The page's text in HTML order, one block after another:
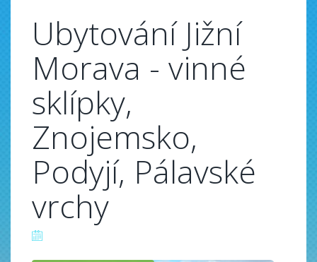
Ubytování Jižní
Morava - vinné
sklípky,
Znojemsko,
Podyjí, Pálavské
vrchy